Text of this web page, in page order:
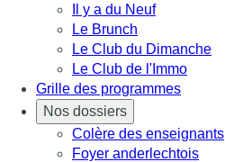
Il y a du Neuf
Le Brunch
Le Club du Dimanche
Le Club de l'Immo
Grille des programmes
Nos dossiers
Colère des enseignants
Foyer anderlechtois